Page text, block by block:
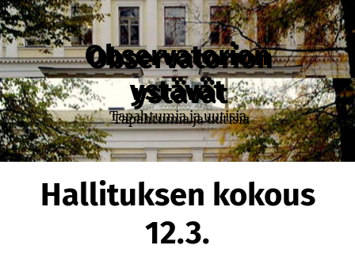
Skip
to
content
Observatorion
ystävät
Tapahtumia ja uutisia
Hallituksen kokous
12.3.